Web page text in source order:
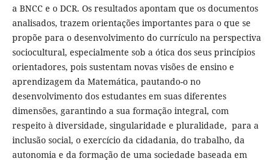
a BNCC e o DCR. Os resultados apontam que os documentos
analisados, trazem orientações importantes para o que se
propõe para o desenvolvimento do currículo na perspectiva
sociocultural, especialmente sob a ótica dos seus princípios
orientadores, pois sustentam novas visões de ensino e
aprendizagem da Matemática, pautando-o no
desenvolvimento dos estudantes em suas diferentes
dimensões, garantindo a sua formação integral, com
respeito à diversidade, singularidade e pluralidade, para a
inclusão social, o exercício da cidadania, do trabalho, da
autonomia e da formação de uma sociedade baseada em